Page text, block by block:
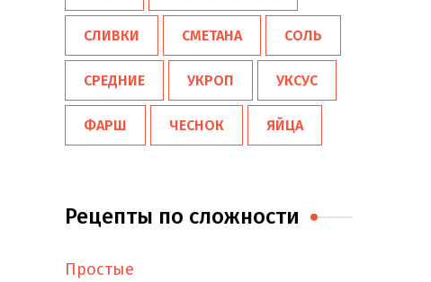
СЛИВКИ СМЕТАНА СОЛЬ
СРЕДНИЕ УКРОП УКСУС
ФАРШ ЧЕСНОК ЯЙЦА
Рецепты по сложности
Простые